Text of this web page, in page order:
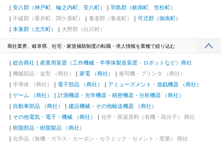
安八郡（神戸町、輪之内町、安八町）
羽島郡（岐南町、笠松町）
不破郡（垂井町、関ケ原町）
養老郡（養老町）
可児郡（御嵩町）
本巣郡（北方町）
大野郡（白川村）
商社業界、岐阜県、社宅・家賃補助制度の転職・求人情報を業種で絞り込む
総合商社
産業用装置（工作機械・半導体製造装置・ロボットなど）商社
機械部品・金型 （商社）
家電 （商社）
複写機・プリンタ （商社）
半導体 （商社）
電子部品 （商社）
アミューズメント・遊戯機器 （商社）
ゲーム （商社）
計測機器・光学機器・精密機器・分析機器 （商社）
自動車部品 （商社）
建設機械・その他輸送機器 （商社）
その他電気・電子・機械 （商社）
化学・医薬原料（有機・高分子） 商社
樹脂部品・樹脂製品 （商社）
化学品（無機・ガラス・カーボン・セラミック・セメント・窯業） 商社